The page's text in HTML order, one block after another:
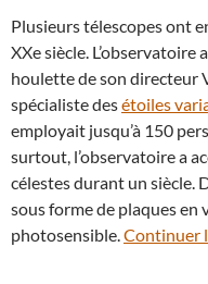
Plusieurs télescopes ont
XXe siècle.
houlette de son directeur
spécialiste desétoiles
employait jusqu’à 150
surtout, l’observatoire a
célestes durant un siècle.
sous forme de plaques en
photosensible. Continuer